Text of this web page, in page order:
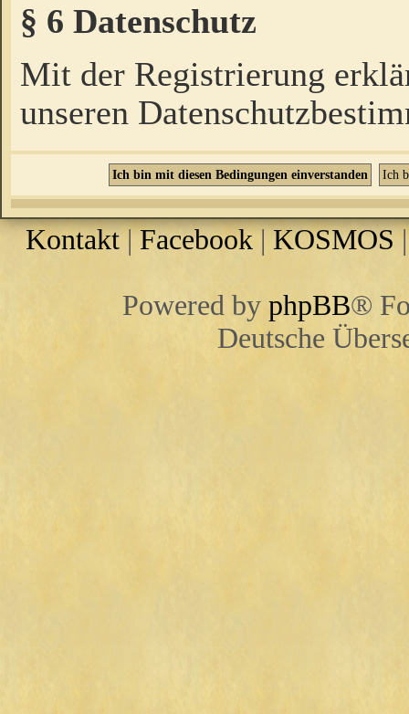
§ 6 Datenschutz
Mit der Registrierung
unseren
Kontakt |Facebook | KOSMOS
Powered by phpBB®
Deutsche